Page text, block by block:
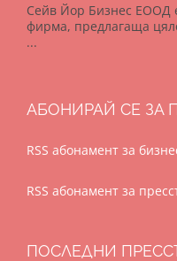
Сейв Йор Бизнес ЕООД
фирма, предлагаща
...
АБОНИРАЙ СЕ ЗА
RSS абонамент за
RSS абонамент за
ПОСЛЕДНИ